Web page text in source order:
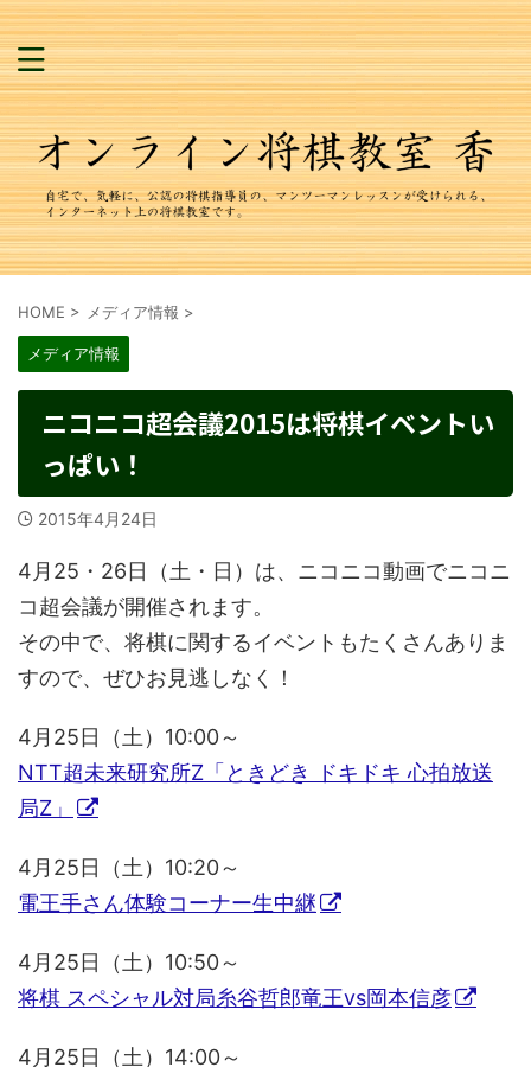
HOME > メディア情報 >
メディア情報
ニコニコ超会議2015は将棋イベントい
っぱい！
2015年4月24日
4月25・26日（土・日）は、ニコニコ動画でニコニ
コ超会議が開催されます。
その中で、将棋に関するイベントもたくさんありま
すので、ぜひお見逃しなく！
4月25日（土）10:00～
NTT超未来研究所Z「ときどき ドキドキ 心拍放送
局Z」
4月25日（土）10:20～
電王手さん体験コーナー生中継
4月25日（土）10:50～
将棋 スペシャル対局糸谷哲郎竜王vs岡本信彦
4月25日（土）14:00～